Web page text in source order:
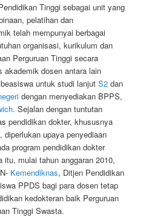
Tinggi sebagai unit yang
pelatihan dan
telah mempunyai berbagai
organisasi, kurikulum dan
Perguruan Tinggi secara
akademik dosen antara lain
untuk studi lanjutS2 dan
dengan menyediakan BPPS,
. Sejalan dengan tuntutan
pendidikan dokter, khususnya
diperlukan upaya penyediaan
program pendidikan dokter
mulai tahun anggaran 2010,
Kemendiknas, Ditjen Pendidikan
PPDS bagi para dosen tetap
kedokteran baik Perguruan
Tinggi Swasta.